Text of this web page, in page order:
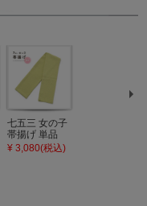
七五三 女の子
帯揚げ 単品
「若葉色」日
¥ 3,080(税込)